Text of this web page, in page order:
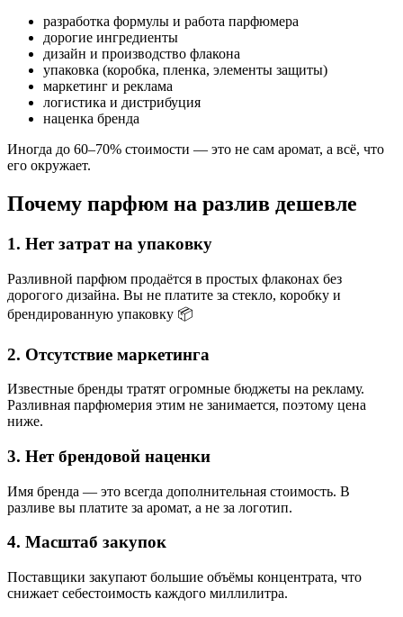
разработка формулы и работа парфюмера
дорогие ингредиенты
дизайн и производство флакона
упаковка (коробка, пленка, элементы защиты)
маркетинг и реклама
логистика и дистрибуция
наценка бренда
Иногда до 60–70% стоимости — это не сам аромат, а всё, что
его окружает.
Почему парфюм на разлив дешевле
1. Нет затрат на упаковку
Разливной парфюм продаётся в простых флаконах без
дорогого дизайна. Вы не платите за стекло, коробку и
брендированную упаковку 📦
2. Отсутствие маркетинга
Известные бренды тратят огромные бюджеты на рекламу.
Разливная парфюмерия этим не занимается, поэтому цена
ниже.
3. Нет брендовой наценки
Имя бренда — это всегда дополнительная стоимость. В
разливе вы платите за аромат, а не за логотип.
4. Масштаб закупок
Поставщики закупают большие объёмы концентрата, что
снижает себестоимость каждого миллилитра.